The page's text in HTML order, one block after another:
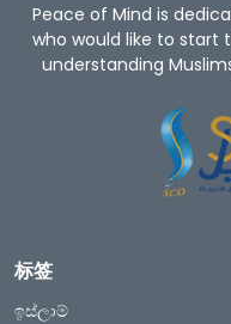
Peace of Mind is
who would like to start
understanding
标签
ඉස්ලාම්